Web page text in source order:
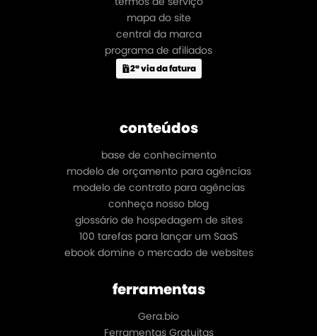
mapa do site
central da marca
programa de afiliados
2ª via da fatura
conteúdos
base de conhecimento
modelo de orçamento para agências
modelo de contrato para agências
conheça nosso blog
glossário de hospedagem de sites
100 tarefas para lançar um SaaS
ebook domine o mercado de websites
ferramentas
Gera.bio
Ferramentas Gratuitas